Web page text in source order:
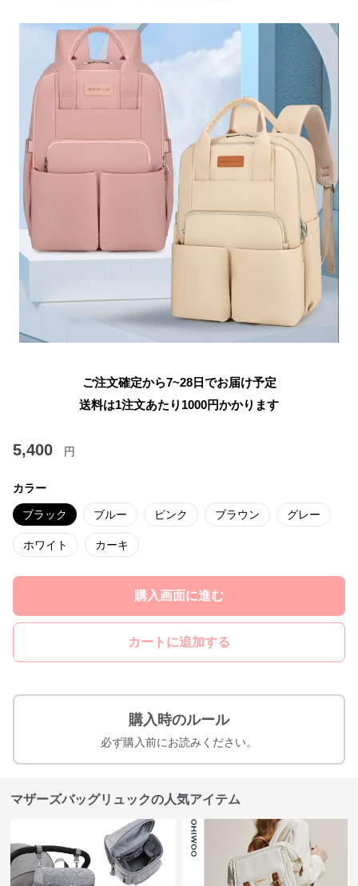
ご注文確定から7~28日でお届け予定
送料は1注文あたり 1000円かかります
5,400 円
カラー
ブラック ブルー ピンク ブラウン グレー
ホワイト カーキ
購入画面に進む
カートに追加する
購入時のルール
必ず購入前にお読みください。
マザーズバッグリュックの人気アイテム